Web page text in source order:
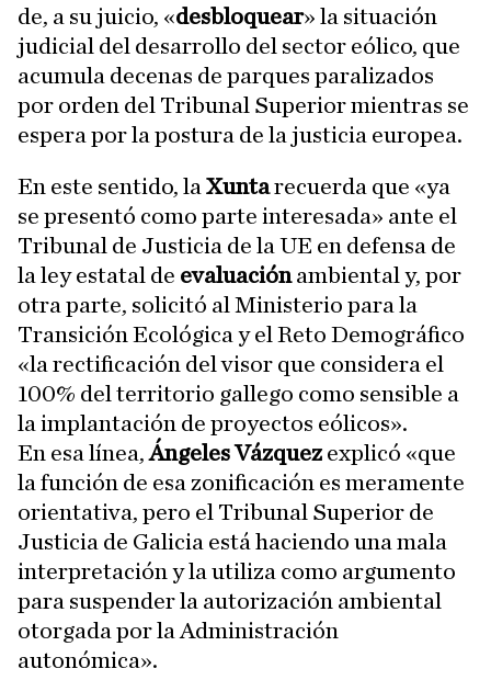
de, a su juicio, «desbloquear» la situación
judicial del desarrollo del sector eólico, que
acumula decenas de parques paralizados
por orden del Tribunal Superior mientras se
espera por la postura de la justicia europea.
En este sentido, la Xuntarecuerda que «ya
se presentó como parte interesada» ante el
Tribunal de Justicia de la UE en defensa de
la ley estatal de evaluaciónambiental y, por
otra parte, solicitó al Ministerio para la
Transición Ecológica y el Reto Demográfico
«la rectificación del visor que considera el
100% del territorio gallego como sensible a
la implantación de proyectos eólicos».
En esa línea,Ángeles Vázquezexplicó «que
la función de esa zonificación es meramente
orientativa, pero el Tribunal Superior de
Justicia de Galicia está haciendo una mala
interpretación y la utiliza como argumento
para suspender la autorización ambiental
otorgada por la Administración
autonómica».